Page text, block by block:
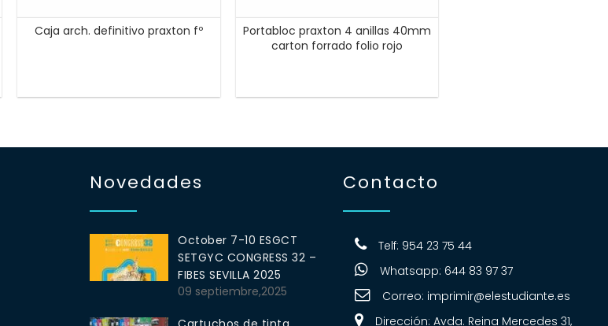
Caja arch. definitivo praxton fº
Portabloc praxton 4 anillas 40mm
carton forrado folio rojo
Novedades
October 7-10 ESGCT
SETGYC CONGRESS 32 –
FIBES SEVILLA 2025
09 septiembre,2025
Contacto
Telf: 954 23 75 44
Whatsapp: 644 83 97 37
Correo: imprimir@elestudiante.es
Dirección: Avda. Reina Mercedes 31,